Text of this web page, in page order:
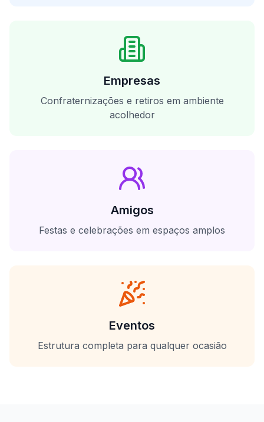
Empresas
Confraternizações e retiros em ambiente
acolhedor
Amigos
Festas e celebrações em espaços amplos
Eventos
Estrutura completa para qualquer ocasião